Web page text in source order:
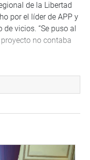
de la Libertad
por el líder de APP y
vicios. “Se puso al
no contaba
Chavimochic para
las inquietudes
José Murgia